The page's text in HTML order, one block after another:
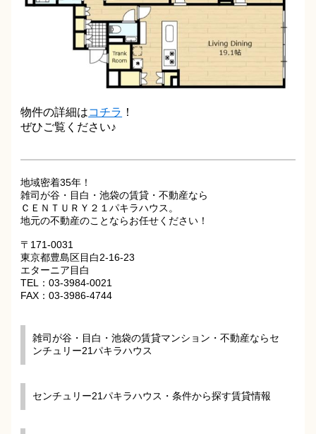
物件の詳細はコチラ ！
ぜひご覧ください♪
地域密着35年！
雑司が谷・目白・池袋の賃貸・不動産なら
ＣＥＮＴＵＲＹ２１パキラハウス。
地元の不動産のことならお任せください！
〒171-0031
東京都豊島区目白2-16-23
エターニア目白
TEL：03-3984-0021
FAX：03-3986-4744
雑司が谷・目白・池袋の賃貸マンション・不動産ならセ
ンチュリー21パキラハウス
センチュリー21パキラハウス・条件から探す賃貸情報